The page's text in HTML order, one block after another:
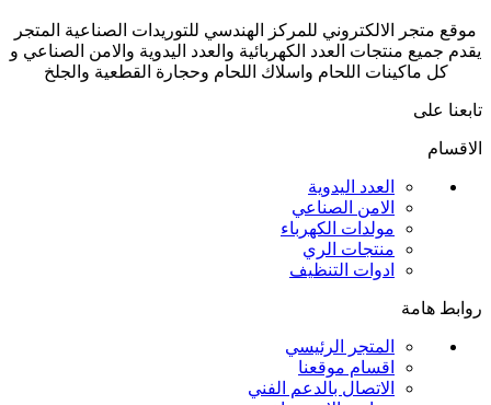
موقع متجر الالكتروني للمركز الهندسي للتوريدات الصناعية المتجر
يقدم جميع منتجات العدد الكهربائية والعدد اليدوية والامن الصناعي و
كل ماكينات اللحام واسلاك اللحام وحجارة القطعية والجلخ
تابعنا على
الاقسام
العدد اليدوية
الامن الصناعي
مولدات الكهرباء
منتجات الري
ادوات التنظيف
روابط هامة
المتجر الرئيسي
اقسام موقعنا
الاتصال بالدعم الفني